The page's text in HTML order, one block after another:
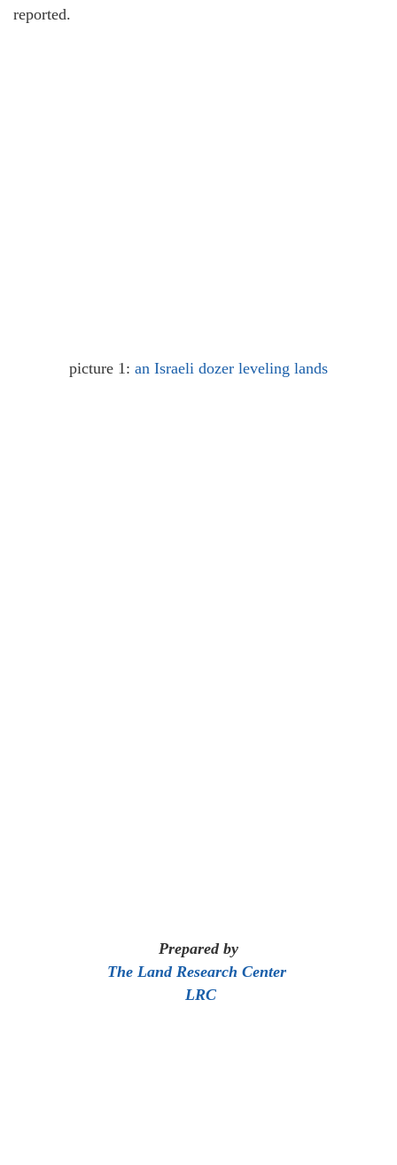
reported.
picture 1: an Israeli dozer leveling lands
Prepared by
The Land Research Center
LRC